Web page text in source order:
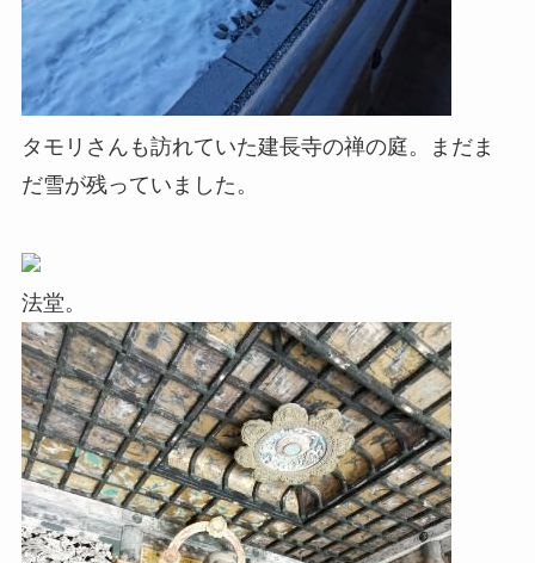
タモリさんも訪れていた建長寺の禅の庭。まだま
だ雪が残っていました。
法堂。